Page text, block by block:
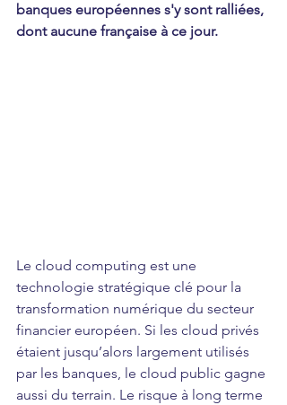
banques européennes s'y sont ralliées,
dont aucune française à ce jour.
Le cloud computing est une
technologie stratégique clé pour la
transformation numérique du secteur
financier européen. Si les cloud privés
étaient jusqu’alors largement utilisés
par les banques, le cloud public gagne
aussi du terrain. Le risque à long terme